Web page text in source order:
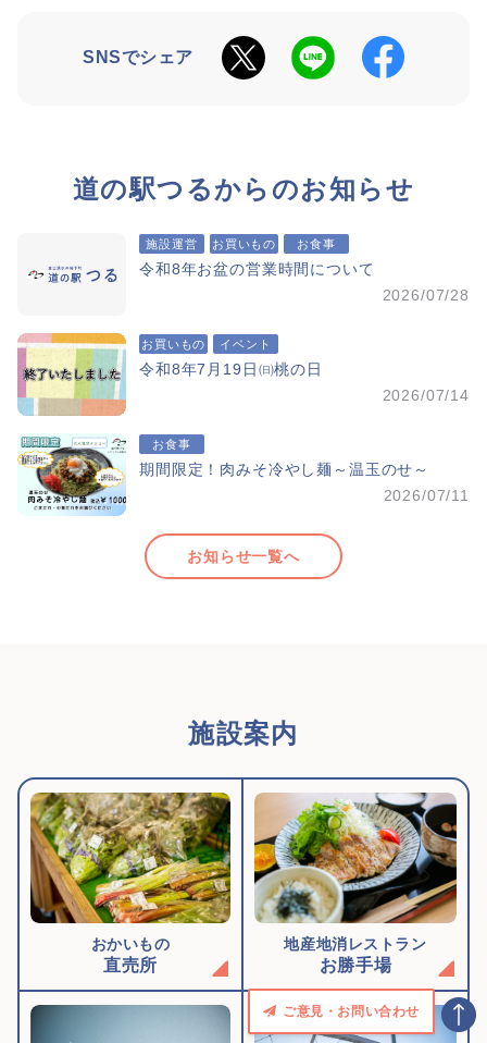
SNSでシェア
道の駅つるからのお知らせ
施設運営 お買いもの お食事
令和8年お盆の営業時間について
2026/07/28
お買いもの イベント
令和8年7月19日㈰桃の日
2026/07/14
お食事
期間限定！肉みそ冷やし麺～温玉のせ～
2026/07/11
お知らせ一覧へ
施設案内
おかいもの
直売所
地産地消レストラン
お勝手場
ご意見・お問い合わせ